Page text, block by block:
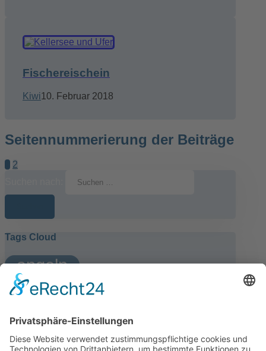
Fischereischein
Kiwi10. Februar 2018
Seitennummerierung der Beiträge
2
Tags Cloud
angeln
kellersee
Ads